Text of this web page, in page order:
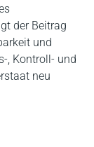
der Beitrag
und
, Kontroll- und
neu